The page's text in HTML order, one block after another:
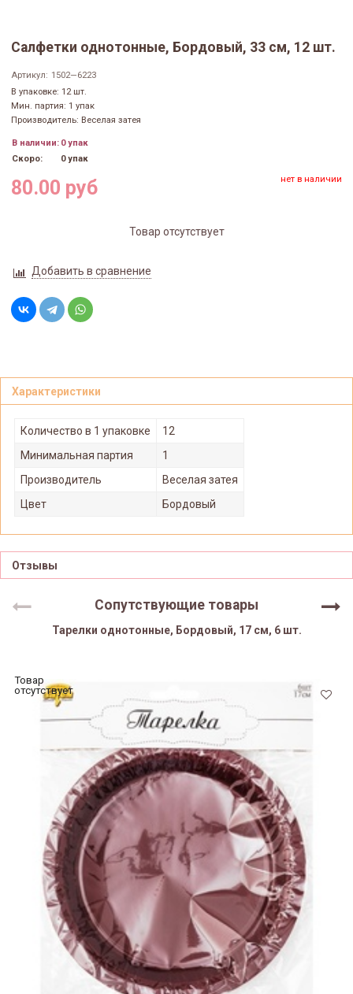
Салфетки однотонные, Бордовый, 33 см, 12 шт.
Артикул: 1502—6223
В упаковке: 12 шт.
Мин. партия: 1 упак
Производитель: Веселая затея
В наличии: 0 упак
Скоро:
0 упак
80.00 руб нет в наличии
Товар отсутствует
Добавить в сравнение
Характеристики
Количество в 1 упаковке
12
Минимальная партия
1
Производитель
Веселая затея
Цвет
Бордовый
Отзывы
Сопутствующие товары
Тарелки однотонные, Бордовый, 17 см, 6 шт.
Товар
отсутствует